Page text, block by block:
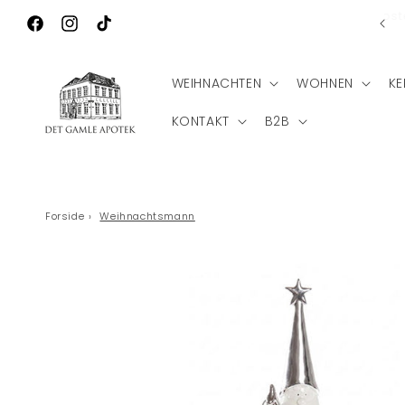
Direkt zum
InhaltFacebookInstagram
TikTok
Wilkommen zu Det Gamle Apotek
WEIHNACHTEN WOHNEN
KONTAKT B2B
Forside › Weihnachtsmann